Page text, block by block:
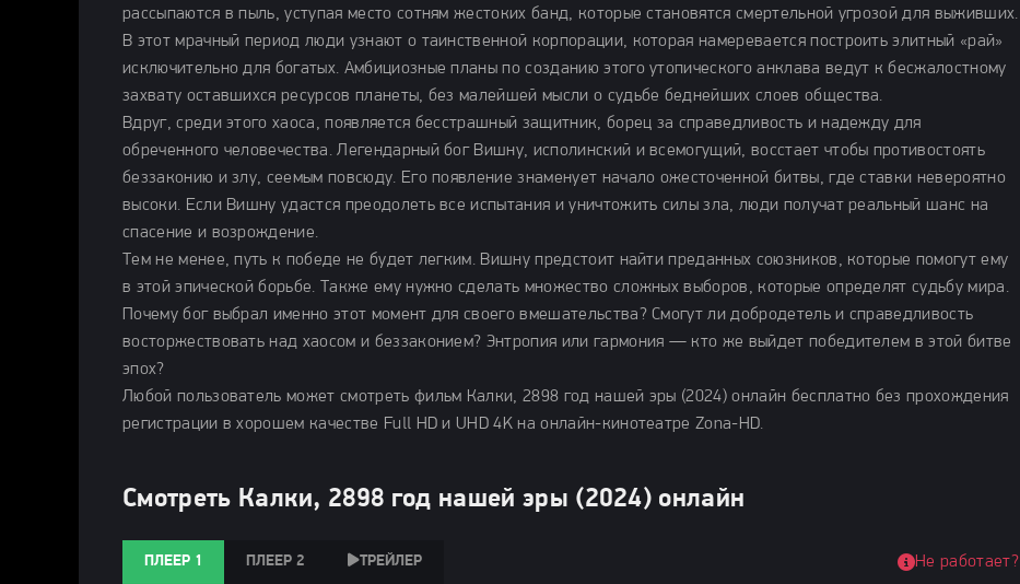
рассыпаются в пыль, уступая место сотням жестоких банд, которые становятся смертельной угрозой для выживших.
В этот мрачный период люди узнают о таинственной корпорации, которая намеревается построить элитный «рай»
исключительно для богатых. Амбициозные планы по созданию этого утопического анклава ведут к бесжалостному
захвату оставшихся ресурсов планеты, без малейшей мысли о судьбе беднейших слоев общества.
Вдруг, среди этого хаоса, появляется бесстрашный защитник, борец за справедливость и надежду для
обреченного человечества. Легендарный бог Вишну, исполинский и всемогущий, восстает чтобы противостоять
беззаконию и злу, сеемым повсюду. Его появление знаменует начало ожесточенной битвы, где ставки невероятно
высоки. Если Вишну удастся преодолеть все испытания и уничтожить силы зла, люди получат реальный шанс на
спасение и возрождение.
Тем не менее, путь к победе не будет легким. Вишну предстоит найти преданных союзников, которые помогут ему
в этой эпической борьбе. Также ему нужно сделать множество сложных выборов, которые определят судьбу мира.
Почему бог выбрал именно этот момент для своего вмешательства? Смогут ли добродетель и справедливость
восторжествовать над хаосом и беззаконием? Энтропия или гармония — кто же выйдет победителем в этой битве
эпох?
Любой пользователь может смотреть фильм Калки, 2898 год нашей эры (2024) онлайн бесплатно без прохождения
регистрации в хорошем качестве Full HD и UHD 4K на онлайн-кинотеатре Zona-HD.
Смотреть Калки, 2898 год нашей эры (2024) онлайн
ПЛЕЕР 1 ПЛЕЕР 2 ТРЕЙЛЕР Не работает?